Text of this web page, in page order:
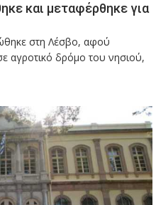
και μεταφέρθηκε για
στη Λέσβο, αφού
αγροτικό δρόμο του νησιού,